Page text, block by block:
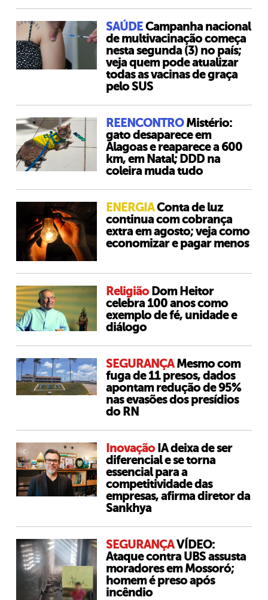
SAÚDECampanha nacional
de multivacinação começa
nesta segunda (3) no país;
veja quem pode atualizar
todas as vacinas de graça
pelo SUS
REENCONTROMistério:
gato desaparece em
Alagoas e reaparece a 600
km, em Natal; DDD na
coleira muda tudo
ENERGIAConta de luz
continua com cobrança
extra em agosto; veja como
economizar e pagar menos
Religião Dom Heitor
celebra 100 anos como
exemplo de fé, unidade e
diálogo
SEGURANÇAMesmo com
fuga de 11 presos, dados
apontam redução de 95%
nas evasões dos presídios
do RN
Inovação IA deixa de ser
diferencial e se torna
essencial para a
competitividade das
empresas, afirma diretor da
Sankhya
SEGURANÇAVÍDEO:
Ataque contra UBS assusta
moradores em Mossoró;
homem é preso após
incêndio